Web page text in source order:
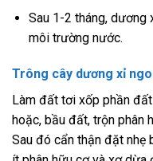
Sau 1-2 tháng, dương
môi trường nước.
Trông cây dương xỉ
Làm đất tơi xốp phần
hoặc, bầu đất, trộn phân
Sau đó cẩn thận đặt nhẹ